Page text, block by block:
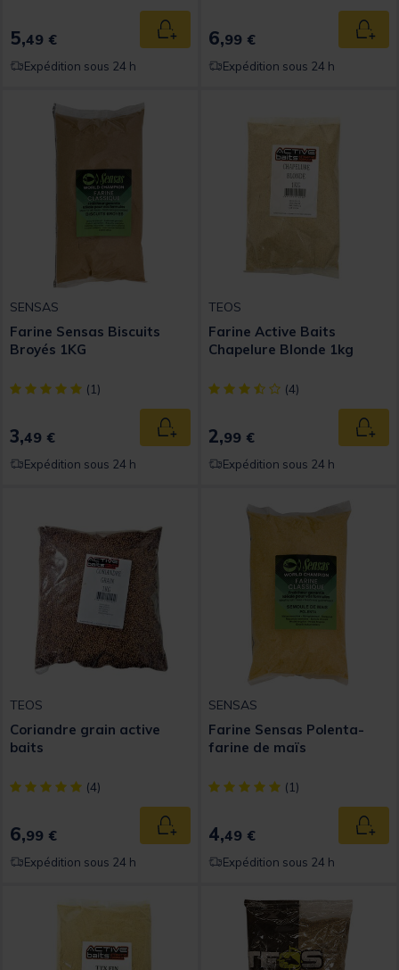
5,49 € Ajouter au panier
Expédition sous 24 h
6,99 €
Expédition sous 24 h
SENSAS
Farine Sensas Biscuits
Broyés 1KG
[object Object] out of 5 Customer Rating
(1)
3,49 € Ajouter au panier
Expédition sous 24 h
TEOS
Farine Active Baits
Chapelure Blonde 1kg
[object Object] out of 5
(4)
2,99 €
Expédition sous 24 h
TEOS
Coriandre grain active
baits
[object Object] out of 5 Customer Rating
(4)
6,99 € Ajouter au panier
Expédition sous 24 h
SENSAS
Farine Sensas Polenta-
farine de maïs
[object Object] out of 5
(1)
4,49 €
Expédition sous 24 h